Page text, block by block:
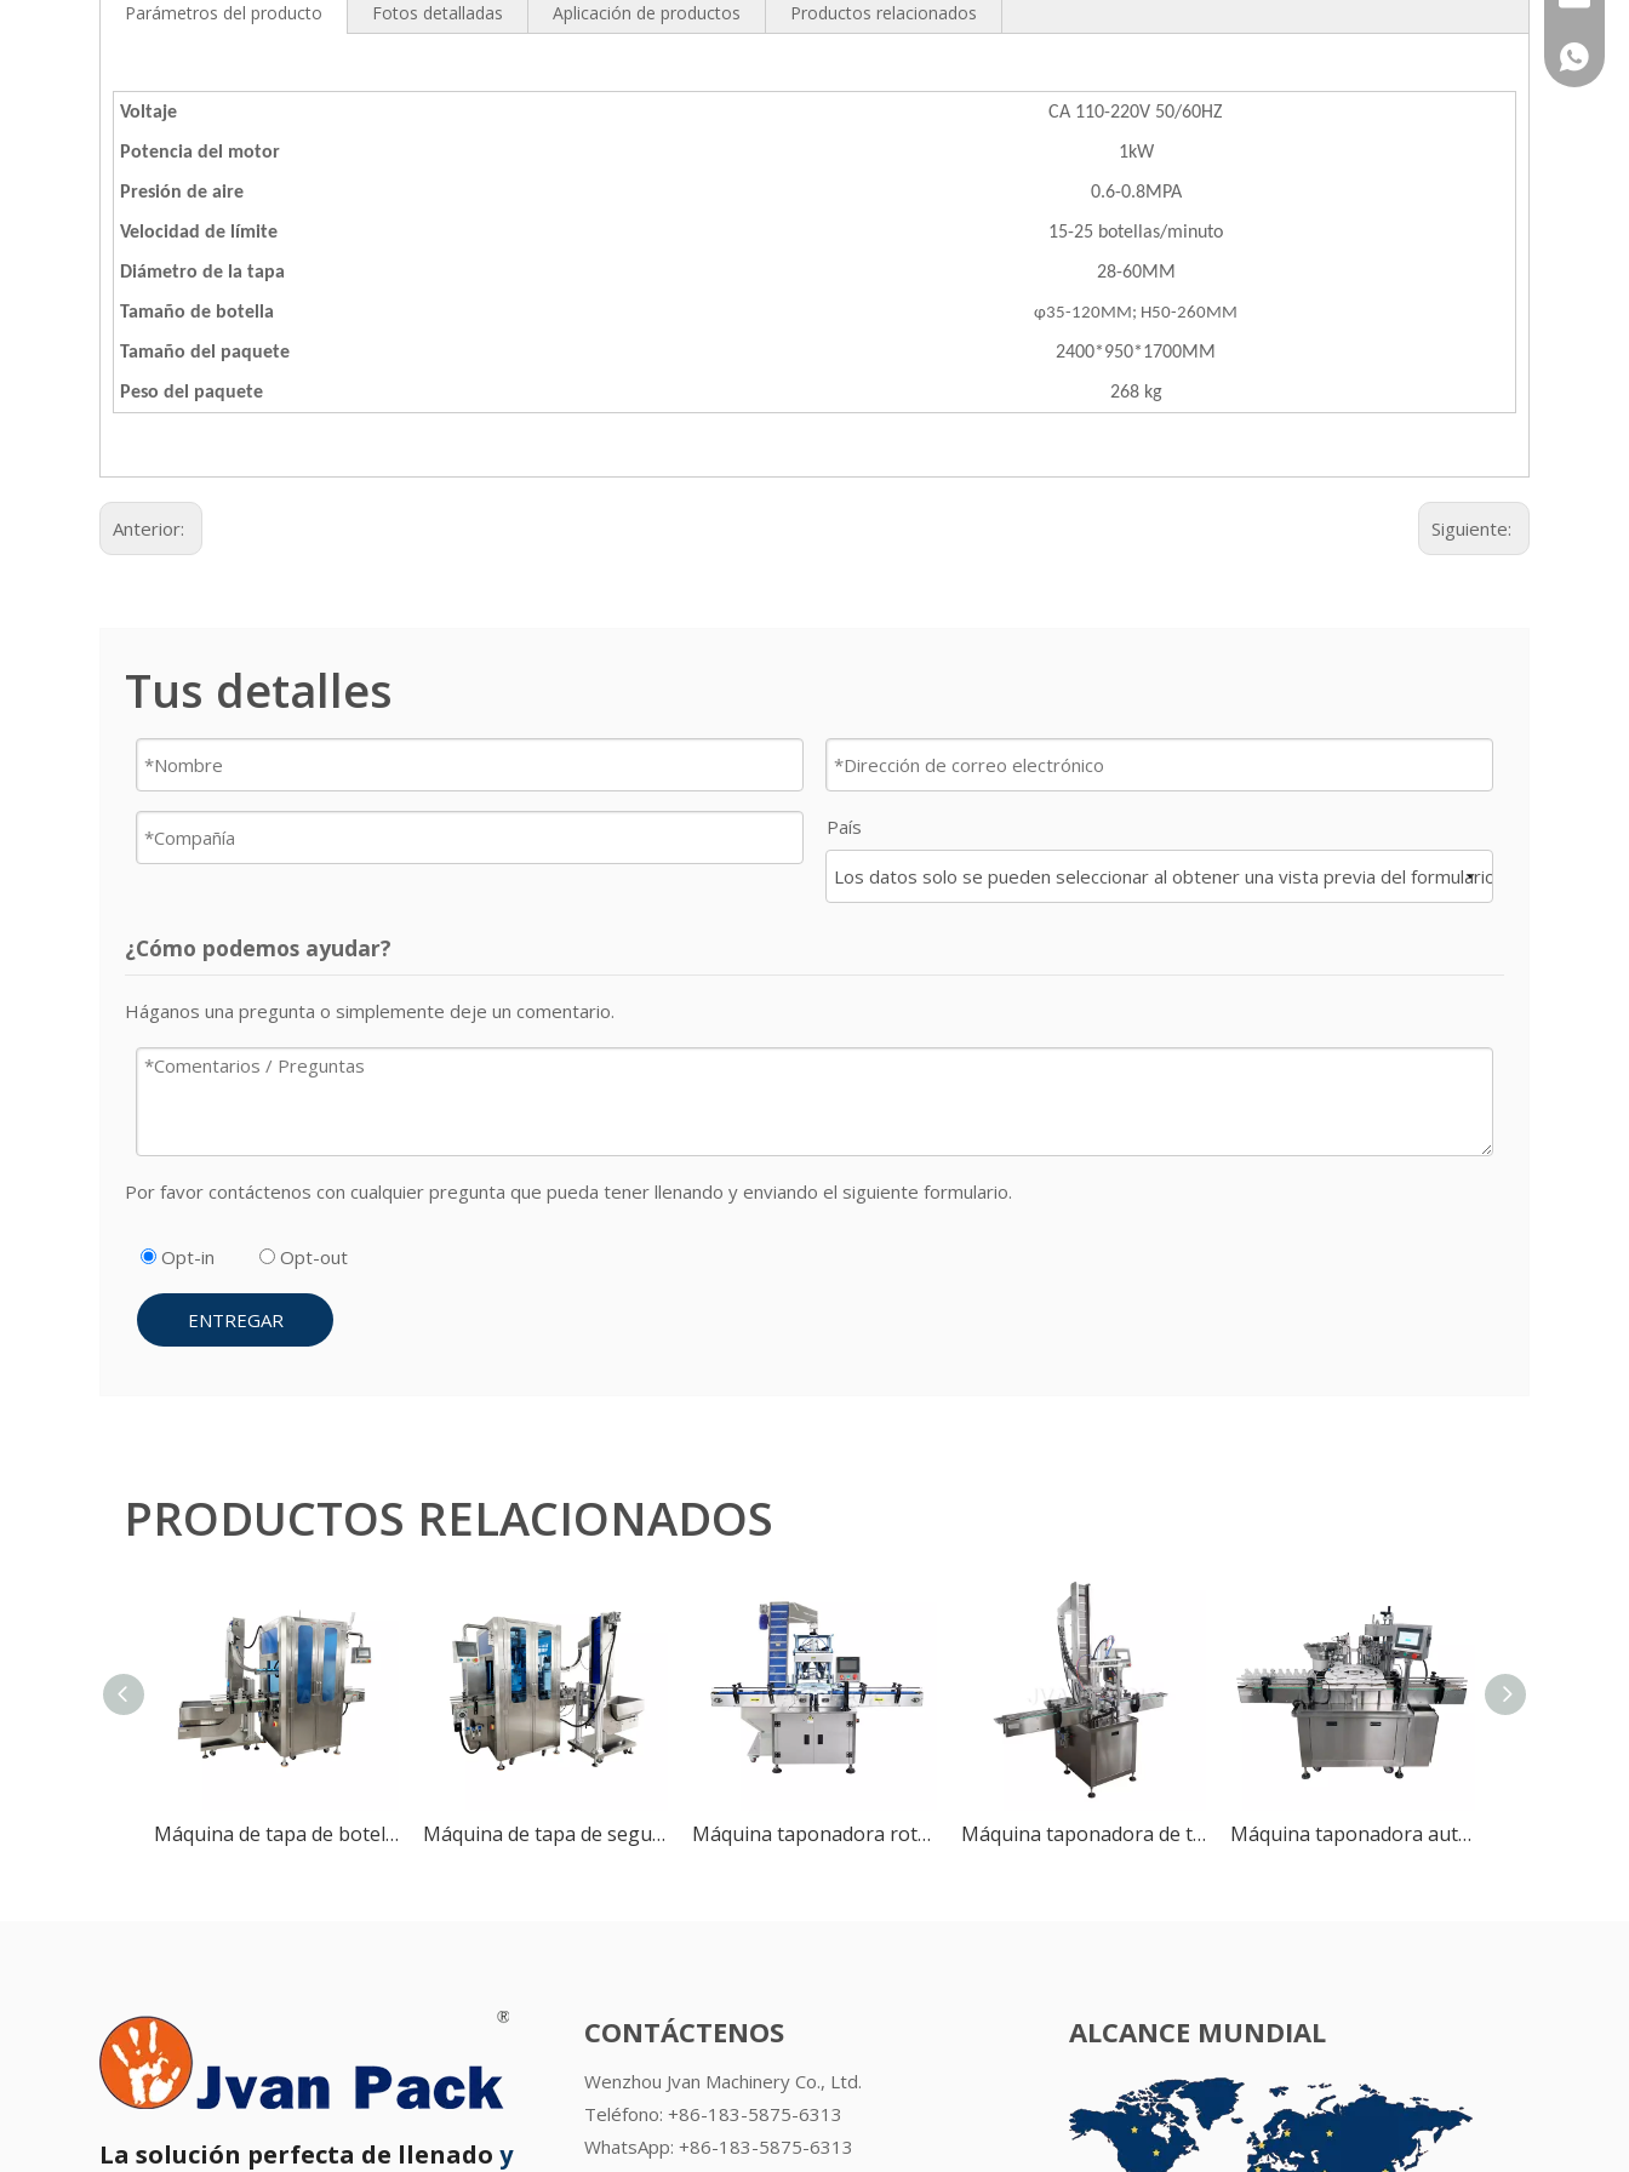
Parámetros del producto Fotos detalladas Aplicación de productos Productos relacionados
Voltaje CA 110-220V 50/60HZ
Potencia del motor 1kW
Presión de aire 0.6-0.8MPA
Velocidad de límite 15-25 botellas/minuto
Diámetro de la tapa 28-60MM
Tamaño de botella φ35-120MM; H50-260MM
Tamaño del paquete 2400*950*1700MM
Peso del paquete 268 kg
Anterior: Siguiente:
Tus detalles
País
¿Cómo podemos ayudar?
Háganos una pregunta o simplemente deje un comentario.
Por favor contáctenos con cualquier pregunta que pueda tener llenando y enviando el siguiente formulario.
Opt-in Opt-out
ENTREGAR
PRODUCTOS RELACIONADOS
Máquina de tapa de botella automática Máquina de tapa de seguimiento automático Máquina taponadora rotativa automática de tarros QDX-2 (2 cabezales) Máquina taponadora de tornillos automática QDX-M con elevador de alimentación de tapas Máquina taponadora automática de botellas de viales HC-50
La solución perfecta de llenado y
CONTÁCTENOS
Wenzhou Jvan Machinery Co., Ltd.
Teléfono: +86-183-5875-6313
WhatsApp: +86-183-5875-6313
ALCANCE MUNDIAL
+86-